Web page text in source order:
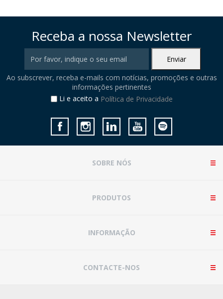
Receba a nossa Newsletter
Ao subscrever, receba e-mails com notícias, promoções e outras
informações pertinentes
Li e aceito a Política de Privacidade
SOBRE NÓS
PRODUTOS
INFORMAÇÃO
CONTACTE-NOS